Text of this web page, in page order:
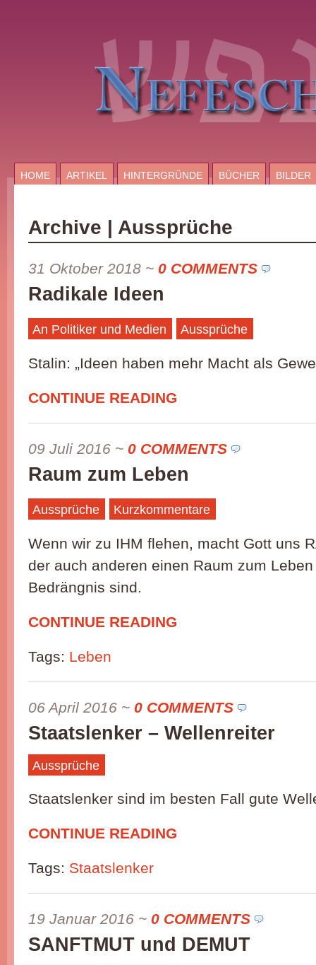
HOME ARTIKEL HINTERGRÜNDE BÜCHER BILDER
Archive | Aussprüche
31 Oktober 2018 ~ 0 COMMENTS
Radikale Ideen
An Politiker und Medien Aussprüche
Stalin: „Ideen haben mehr Macht als
CONTINUE READING
09 Juli 2016 ~ 0 COMMENTS
Raum zum Leben
Aussprüche Kurzkommentare
Wenn wir zu IHM flehen, macht Gott uns
der auch anderen einen Raum zum
Bedrängnis sind.
CONTINUE READING
Tags: Leben
06 April 2016 ~ 0 COMMENTS
Staatslenker – Wellenreiter
Aussprüche
Staatslenker sind im besten Fall gute
CONTINUE READING
Tags: Staatslenker
19 Januar 2016 ~ 0 COMMENTS
SANFTMUT und DEMUT